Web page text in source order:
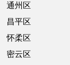
通州区
昌平区
怀柔区
密云区